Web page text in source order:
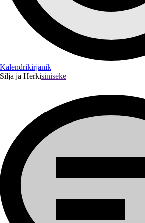
Kalendrikirjanik
Silja ja Herkisiniseke